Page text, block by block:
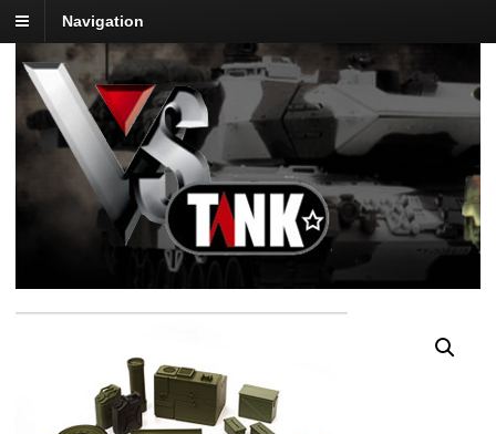
Navigation